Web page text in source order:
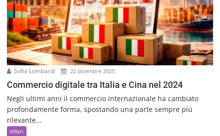
Sofia Lombardi 22 dicembre 2025
Commercio digitale tra Italia e Cina nel 2024
Negli ultimi anni il commercio internazionale ha cambiato
profondamente forma, spostando una parte sempre più
rilevante...
Affari